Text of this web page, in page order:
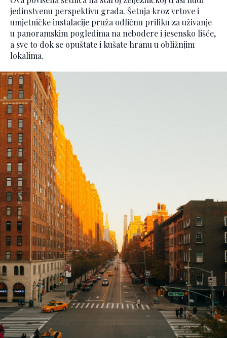
jedinstvenu perspektivu grada. Šetnja kroz vrtove i
umjetničke instalacije pruža odličnu priliku za uživanje
u panoramskim pogledima na nebodere i jesensko lišće,
a sve to dok se opuštate i kušate hranu u obližnjim
lokalima.